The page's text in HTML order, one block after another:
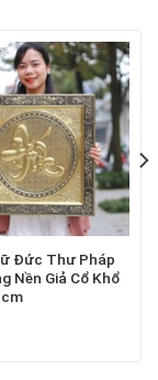
Đức Thư Pháp
Nền Giả Cổ Khổ